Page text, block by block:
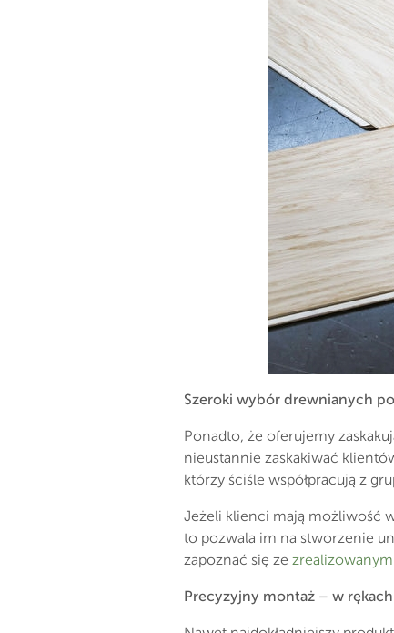
Szeroki wybór drewnianych
Ponadto, że oferujemy
nieustannie zaskakiwać
którzy ściśle współpracują z
Jeżeli klienci mają możliwość
to pozwala im na stworzenie
zapoznać się ze
Precyzyjny montaż – w